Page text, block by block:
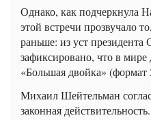
Однако, как подчеркнула
этой встречи прозвучало
раньше: из уст
зафиксировано, что в
«Большая двойка» (формат
Михаил Шейтельман
законная